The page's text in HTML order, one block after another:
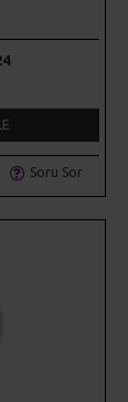
Soru Sor